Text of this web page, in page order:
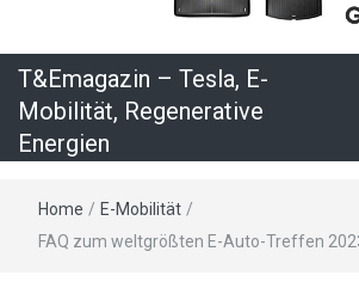
T&Emagazin – Tesla, E-
Mobilität, Regenerative
Energien
Home / E-Mobilität /
FAQ zum weltgrößten E-Auto-Treffen